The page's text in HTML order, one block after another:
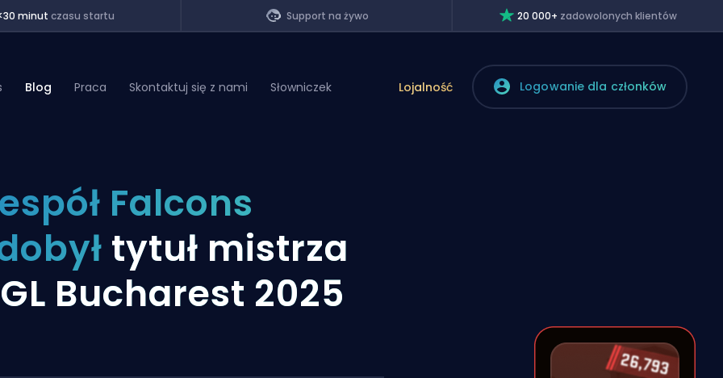
minutczasu startu Support na żywo 20 000+ zadowolonych klientów
Blog Praca Skontaktuj się z nami Słowniczek Lojalność Logowanie dla członków
Falcons
tytuł mistrza
Bucharest 2025